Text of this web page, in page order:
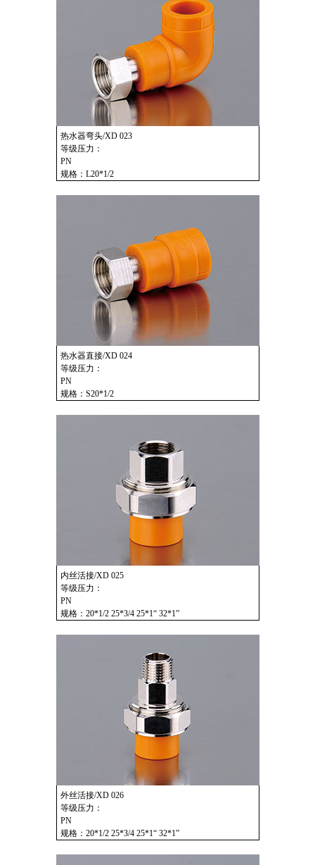
热水器弯头/XD 023
等级压力：
PN
规格：L20*1/2
热水器直接/XD 024
等级压力：
PN
规格：S20*1/2
内丝活接/XD 025
等级压力：
PN
规格：20*1/2 25*3/4 25*1“ 32*1”
外丝活接/XD 026
等级压力：
PN
规格：20*1/2 25*3/4 25*1“ 32*1”